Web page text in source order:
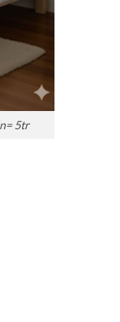
5tr